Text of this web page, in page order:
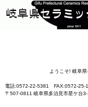
岐阜県
ようこそ! 岐阜
電話:0572-22-5381 FAX:0572-25-
〒507-0811 岐阜県多治見市星ケ台3-